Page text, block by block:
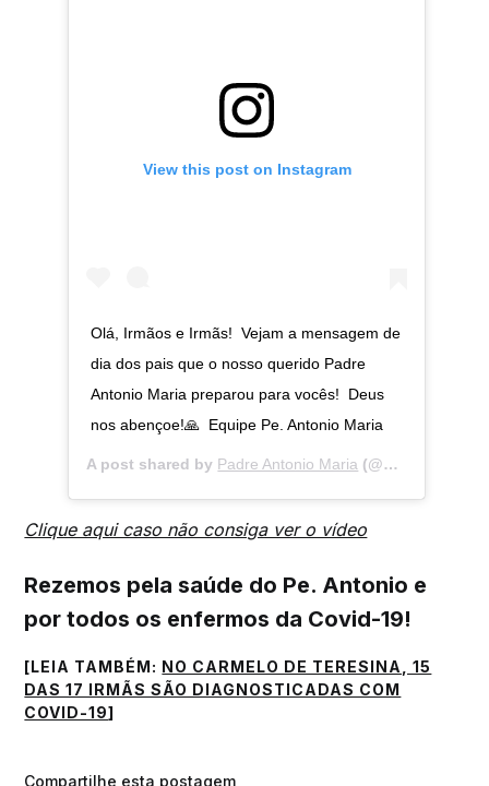
View this post on Instagram
Olá, Irmãos e Irmãs!⁣⁣ ⁣⁣ Vejam a mensagem de
dia dos pais que o nosso querido Padre
Antonio Maria preparou para vocês!⁣⁣ ⁣⁣ Deus
nos abençoe!🙏⁣⁣ ⁣⁣ Equipe Pe. Antonio Maria
A post shared by Padre Antonio Maria (@padreantoniomaria.original) on
Clique aqui caso não consiga ver o vídeo
Rezemos pela saúde do Pe. Antonio e
por todos os enfermos da Covid-19!
[LEIA TAMBÉM: NO CARMELO DE TERESINA, 15
DAS 17 IRMÃS SÃO DIAGNOSTICADAS COM
COVID-19]
Compartilhe esta postagem